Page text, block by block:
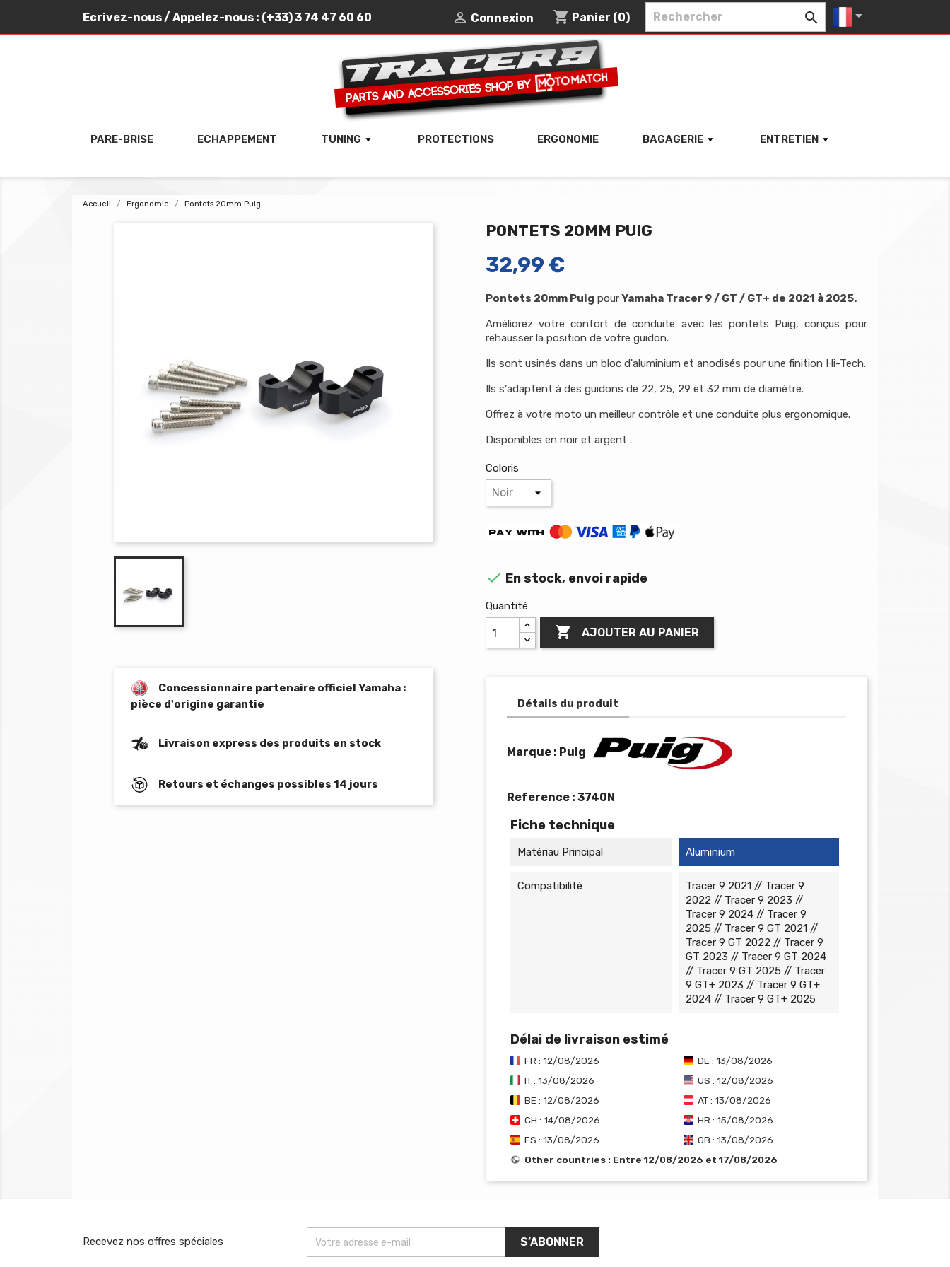
Ecrivez-nous/ Appelez-nous : (+33) 3 74 47 60 60  Connexion shopping_cart Panier (0)  
PARE-BRISE ECHAPPEMENT TUNING PROTECTIONS ERGONOMIE BAGAGERIE ENTRETIEN
Accueil Ergonomie Pontets 20mm Puig
Concessionnaire partenaire officiel Yamaha :
pièce d'origine garantie
Livraison express des produits en stock
Retours et échanges possibles 14 jours
PONTETS 20MM PUIG
32,99 €
Pontets 20mm Puig pourYamaha Tracer 9 / GT / GT+ de 2021 à 2025.
Améliorez votre confort de conduite avec les pontets Puig, conçus pour
rehausser la position de votre guidon.
Ils sont usinés dans un bloc d'aluminium et anodisés pour une finition Hi-Tech.
Ils s'adaptent à des guidons de 22, 25, 29 et 32 mm de diamètre.
Offrez à votre moto un meilleur contrôle et une conduite plus ergonomique.
Disponibles en noir et argent .
Coloris
 En stock, envoi rapide
Quantité
 AJOUTER AU PANIER
Détails du produit
Marque : Puig
Reference : 3740N
Fiche technique
Matériau Principal Aluminium
Compatibilité
Tracer 9 2021 // Tracer 9
2022 // Tracer 9 2023 //
Tracer 9 2024 // Tracer 9
2025 // Tracer 9 GT 2021 //
Tracer 9 GT 2022 // Tracer 9
GT 2023 // Tracer 9 GT 2024
// Tracer 9 GT 2025 // Tracer
9 GT+ 2023 // Tracer 9 GT+
2024 // Tracer 9 GT+ 2025
Délai de livraison estimé
FR : 12/08/2026
DE : 13/08/2026
IT : 13/08/2026
US : 12/08/2026
BE : 12/08/2026
AT : 13/08/2026
CH : 14/08/2026
HR : 15/08/2026
ES : 13/08/2026
GB : 13/08/2026
Other countries : Entre 12/08/2026 et 17/08/2026
Recevez nos offres spéciales